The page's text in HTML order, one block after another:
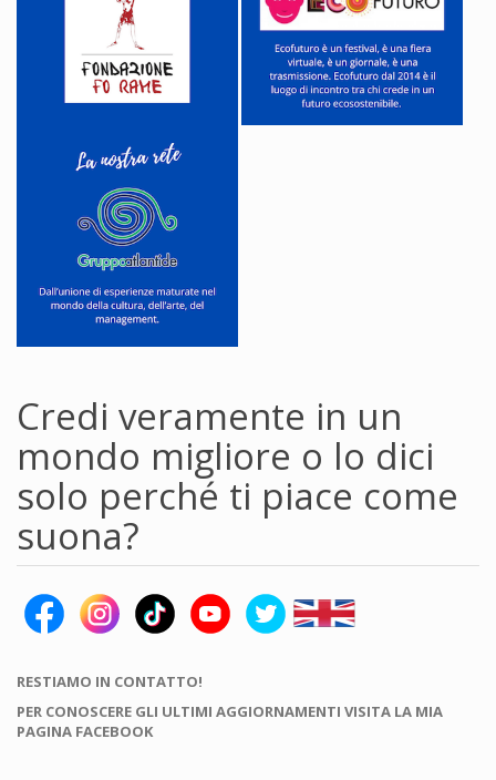
Credi veramente in un
mondo migliore o lo dici
solo perché ti piace come
suona?
RESTIAMO IN CONTATTO!
PER CONOSCERE GLI ULTIMI AGGIORNAMENTI VISITA LA MIA
PAGINA FACEBOOK